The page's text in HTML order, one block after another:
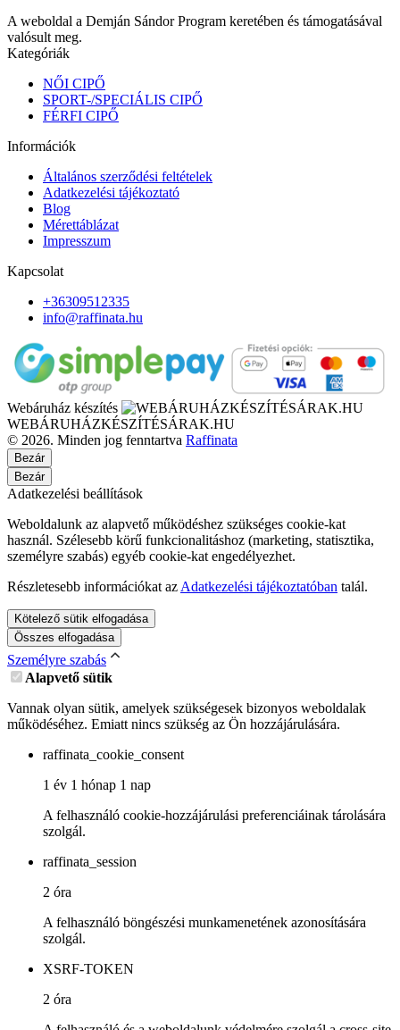
A weboldal a Demján Sándor Program keretében és támogatásával
valósult meg.
Kategóriák
NŐI CIPŐ
SPORT-/SPECIÁLIS CIPŐ
FÉRFI CIPŐ
Információk
Általános szerződési feltételek
Adatkezelési tájékoztató
Blog
Mérettáblázat
Impresszum
Kapcsolat
+36309512335
info@raffinata.hu
Webáruház készítés
WEBÁRUHÁZKÉSZÍTÉSÁRAK.HU
© 2026. Minden jog fenntartva Raffinata
Bezár
Bezár
Adatkezelési beállítások
Weboldalunk az alapvető működéshez szükséges cookie-kat
használ. Szélesebb körű funkcionalitáshoz (marketing, statisztika,
személyre szabás) egyéb cookie-kat engedélyezhet.
Részletesebb információkat az Adatkezelési tájékoztatóban talál.
Kötelező sütik elfogadása
Összes elfogadása
Személyre szabás
Alapvető sütik
Vannak olyan sütik, amelyek szükségesek bizonyos weboldalak
működéséhez. Emiatt nincs szükség az Ön hozzájárulására.
raffinata_cookie_consent
1 év 1 hónap 1 nap
A felhasználó cookie-hozzájárulási preferenciáinak tárolására
szolgál.
raffinata_session
2 óra
A felhasználó böngészési munkamenetének azonosítására
szolgál.
XSRF-TOKEN
2 óra